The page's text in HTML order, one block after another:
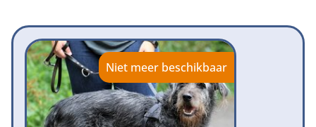
Bescherming tegen grasaren
Honden voor Honden Loop
Vraag een donatiebox aan
Donateursmagazine Hond
Onze successen voor honden
Incassodata
Niet meer beschikbaar